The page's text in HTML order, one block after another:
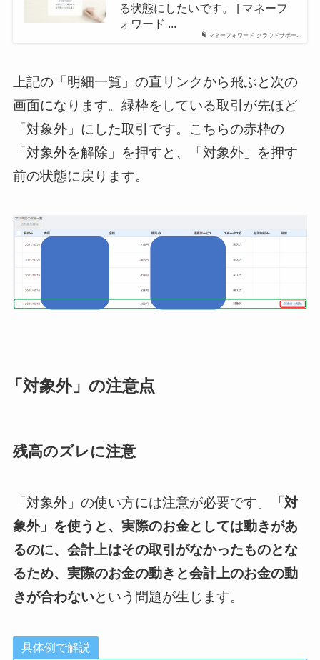
マネーフォワード クラウドサポー...
る状態にしたいです。 | マネーフ
ォワード ...
上記の「明細一覧」の直リンクから飛ぶと次の
画面になります。緑枠をしている取引が先ほど
「対象外」にした取引です。こちらの赤枠の
「対象外を解除」を押すと、「対象外」を押す
前の状態に戻ります。
「対象外」の注意点
残高のズレに注意
「対象外」の使い方には注意が必要です。
「対
象外」を使うと、実際のお金としては動きがあ
るのに、会計上はその取引がなかったものとな
るため、実際のお金の動きと会計上のお金の動
きが合わないという問題が生じます。
具体例で解説